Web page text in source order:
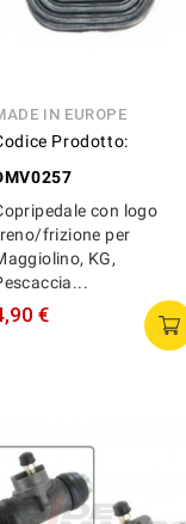
IN EUROPE
Prodotto:
con logo
frizione per
KG,
€